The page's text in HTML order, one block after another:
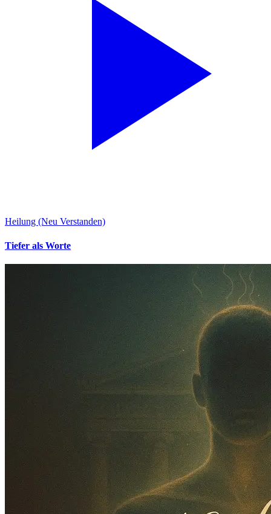
Heilung (Neu Verstanden)
Tiefer als Worte